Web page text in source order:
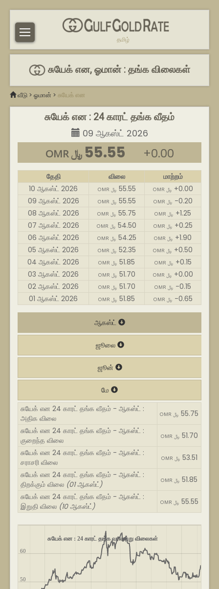
தமிழ்
சுயேக் என, ஓமான் : தங்க விலைகள்
வீடு > ஓமான் > சுயேக் என
சுயேக் என : 24 காரட் தங்க வீதம்
09 ஆகஸ்ட் 2026
OMR ﷼ 55.55 +0.00
தேதி விலை
மாற்றம்
10 ஆகஸ்ட் 2026
OMR ﷼ 55.55 OMR ﷼ +0.00
09 ஆகஸ்ட் 2026
OMR ﷼ 55.55 OMR ﷼ -0.20
08 ஆகஸ்ட் 2026
OMR ﷼ 55.75 OMR ﷼ +1.25
07 ஆகஸ்ட் 2026
OMR ﷼ 54.50 OMR ﷼ +0.25
06 ஆகஸ்ட் 2026
OMR ﷼ 54.25 OMR ﷼ +1.90
05 ஆகஸ்ட் 2026
OMR ﷼ 52.35 OMR ﷼ +0.50
04 ஆகஸ்ட் 2026
OMR ﷼ 51.85 OMR ﷼ +0.15
03 ஆகஸ்ட் 2026
OMR ﷼ 51.70 OMR ﷼ +0.00
02 ஆகஸ்ட் 2026
OMR ﷼ 51.70 OMR ﷼ -0.15
01 ஆகஸ்ட் 2026
OMR ﷼ 51.85 OMR ﷼ -0.65
ஆகஸ்ட்
ஜூலை
ஜூன்
மே
சுயேக் என 24 காரட் தங்க வீதம் - ஆகஸ்ட் :
அதிக விலை
OMR ﷼ 55.75
சுயேக் என 24 காரட் தங்க வீதம் - ஆகஸ்ட் :
குறைந்த விலை
OMR ﷼ 51.70
சுயேக் என 24 காரட் தங்க வீதம் - ஆகஸ்ட் :
சராசரி விலை
OMR ﷼ 53.51
சுயேக் என 24 காரட் தங்க வீதம் - ஆகஸ்ட் :
திறக்கும் விலை (01 ஆகஸ்ட்) OMR ﷼ 51.85
சுயேக் என 24 காரட் தங்க வீதம் - ஆகஸ்ட் :
இறுதி விலை (10 ஆகஸ்ட்) OMR ﷼ 55.55
சுயேக் என : 24 காரட் தங்க வரலாற்று விலைகள்
50
60